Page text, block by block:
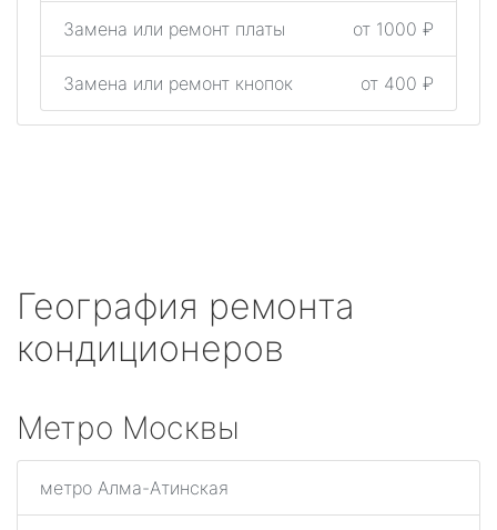
Замена или ремонт платы от 1000 ₽
Замена или ремонт кнопок от 400 ₽
География ремонта
кондиционеров
Метро Москвы
метро Алма-Атинская